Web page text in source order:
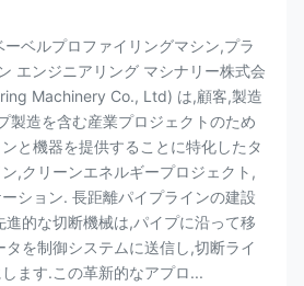
ベルプロファイリングマシン,プラ
エンジニアリング マシナリー株式会
Machinery Co., Ltd) は,顧客,製造
製造を含む産業プロジェクトのため
と機器を提供することに特化したタ
,クリーンエネルギープロジェクト,
ション. 長距離パイプラインの建設
進的な切断機械は,パイプに沿って移
を制御システムに送信し,切断ライ
ます.この革新的なアプロ...